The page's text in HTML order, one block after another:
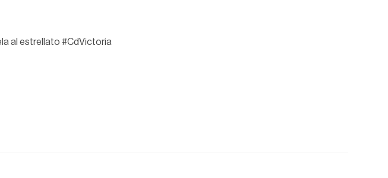
al estrellato #CdVictoria